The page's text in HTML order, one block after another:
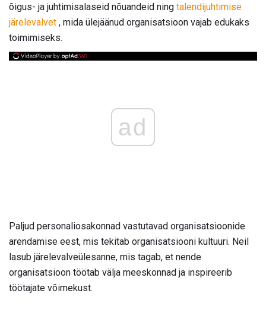
õigus- ja juhtimisalaseid nõuandeid ning talendijuhtimise
järelevalvet , mida ülejäänud organisatsioon vajab edukaks
toimimiseks.
ad
Paljud personaliosakonnad vastutavad organisatsioonide
arendamise eest, mis tekitab organisatsiooni kultuuri. Neil
lasub järelevalveülesanne, mis tagab, et nende
organisatsioon töötab välja meeskonnad ja inspireerib
töötajate võimekust.